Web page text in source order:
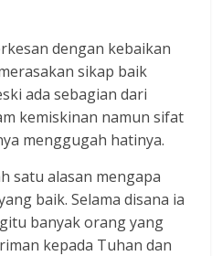
dengan kebaikan
sikap baik
ada sebagian dari
kemiskinan namun sifat
menggugah hatinya.
satu alasan mengapa
baik. Selama disana ia
banyak orang yang
kepada Tuhan dan